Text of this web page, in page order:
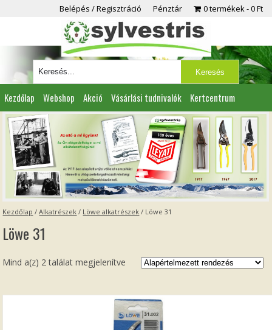
Belépés / Regisztráció Pénztár 0 termékek 0 Ft
Kezdőlap Webshop Akció Vásárlási tudnivalók Kertcentrum
Viszonteladóknak Partnereink Kapcsolat
Kezdőlap /Alkatrészek / Löwe alkatrészek / Löwe 31
Löwe 31
Mind a(z) 2 találat megjelenítve